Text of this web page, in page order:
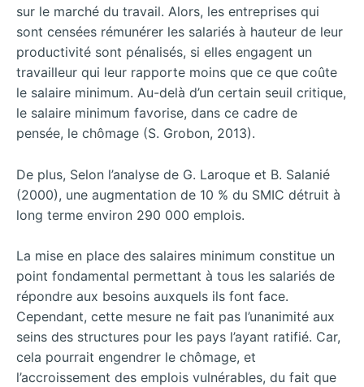
sur le marché du travail. Alors, les entreprises qui
sont censées rémunérer les salariés à hauteur de leur
productivité sont pénalisés, si elles engagent un
travailleur qui leur rapporte moins que ce que coûte
le salaire minimum. Au-delà d’un certain seuil critique,
le salaire minimum favorise, dans ce cadre de
pensée, le chômage (S. Grobon, 2013).
De plus, Selon l’analyse de G. Laroque et B. Salanié
(2000), une augmentation de 10 % du SMIC détruit à
long terme environ 290 000 emplois.
La mise en place des salaires minimum constitue un
point fondamental permettant à tous les salariés de
répondre aux besoins auxquels ils font face.
Cependant, cette mesure ne fait pas l’unanimité aux
seins des structures pour les pays l’ayant ratifié. Car,
cela pourrait engendrer le chômage, et
l’accroissement des emplois vulnérables, du fait que